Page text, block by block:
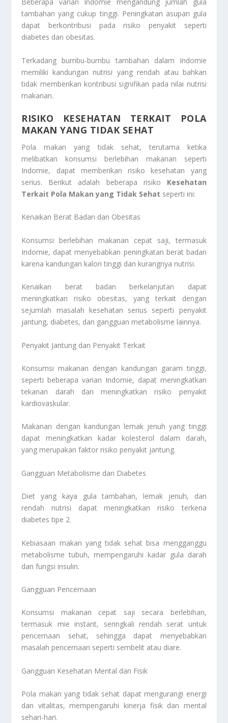
tambahan yang cukup tinggi. Peningkatan asupan gula
dapat berkontribusi pada risiko penyakit seperti
diabetes dan obesitas.
Terkadang bumbu-bumbu tambahan dalam Indomie
memiliki kandungan nutrisi yang rendah atau bahkan
tidak memberikan kontribusi signifikan pada nilai nutrisi
makanan.
RISIKO KESEHATAN TERKAIT POLA
MAKAN YANG TIDAK SEHAT
Pola makan yang tidak sehat, terutama ketika
melibatkan konsumsi berlebihan makanan seperti
Indomie, dapat memberikan risiko kesehatan yang
serius. Berikut adalah beberapa risiko Kesehatan
Terkait Pola Makan yang Tidak Sehat seperti ini:
Kenaikan Berat Badan dan Obesitas
Konsumsi berlebihan makanan cepat saji, termasuk
Indomie, dapat menyebabkan peningkatan berat badan
karena kandungan kalori tinggi dan kurangnya nutrisi.
Kenaikan berat badan berkelanjutan dapat
meningkatkan risiko obesitas, yang terkait dengan
sejumlah masalah kesehatan serius seperti penyakit
jantung, diabetes, dan gangguan metabolisme lainnya.
Penyakit Jantung dan Penyakit Terkait
Konsumsi makanan dengan kandungan garam tinggi,
seperti beberapa varian Indomie, dapat meningkatkan
tekanan darah dan meningkatkan risiko penyakit
kardiovaskular.
Makanan dengan kandungan lemak jenuh yang tinggi
dapat meningkatkan kadar kolesterol dalam darah,
yang merupakan faktor risiko penyakit jantung.
Gangguan Metabolisme dan Diabetes
Diet yang kaya gula tambahan, lemak jenuh, dan
rendah nutrisi dapat meningkatkan risiko terkena
diabetes tipe 2.
Kebiasaan makan yang tidak sehat bisa mengganggu
metabolisme tubuh, mempengaruhi kadar gula darah
dan fungsi insulin.
Gangguan Pencernaan
Konsumsi makanan cepat saji secara berlebihan,
termasuk mie instant, seringkali rendah serat untuk
pencernaan sehat, sehingga dapat menyebabkan
masalah pencernaan seperti sembelit atau diare.
Gangguan Kesehatan Mental dan Fisik
Pola makan yang tidak sehat dapat mengurangi energi
dan vitalitas, mempengaruhi kinerja fisik dan mental
sehari-hari.